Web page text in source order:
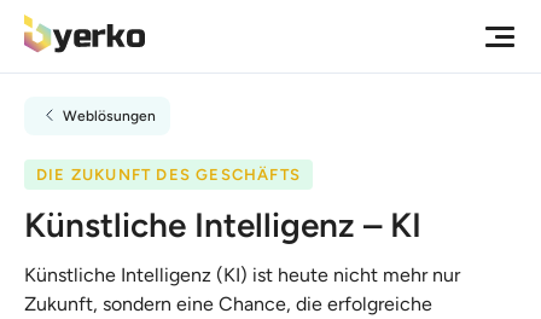
Weblösungen
DIE ZUKUNFT DES GESCHÄFTS
Künstliche Intelligenz – KI
Künstliche Intelligenz (KI) ist heute nicht mehr nur
Zukunft, sondern eine Chance, die erfolgreiche